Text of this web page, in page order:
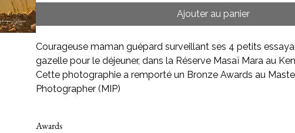
Ajouter au panier
Courageuse maman guépard surveillant ses 4 petits
gazelle pour le déjeuner, dans la Réserve Masaï Mara au
Cette photographie a remporté un Bronze Awards au
Photographer (MIP)
Awards